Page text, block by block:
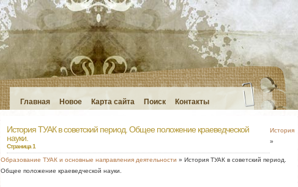
Главная Новое Карта сайта Поиск Контакты
История ТУАК в советский период. Общее положение краеведческой
науки.
Страница 1
История
»
Образование ТУАК и основные направления деятельности » История ТУАК в советский период.
Общее положение краеведческой науки.